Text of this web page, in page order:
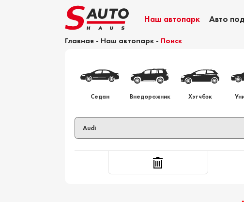
Наш автопарк Авто
Главная - Наш автопарк - Поиск
Калькулятор растаможки
Седан Внедорожник Хэтчбэк